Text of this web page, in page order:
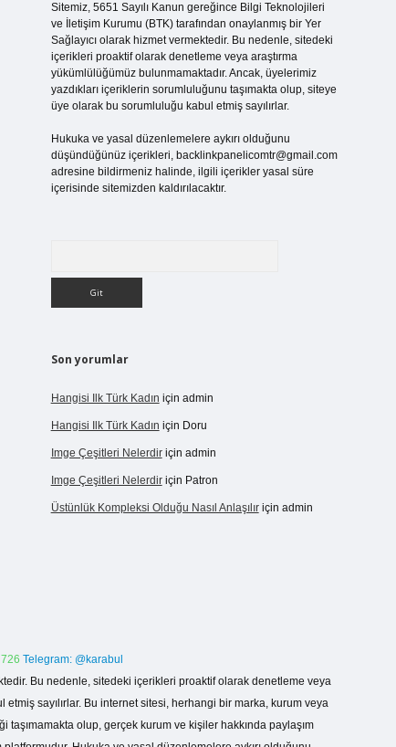
Sitemiz, 5651 Sayılı Kanun gereğince Bilgi Teknolojileri
ve İletişim Kurumu (BTK) tarafından onaylanmış bir Yer
Sağlayıcı olarak hizmet vermektedir. Bu nedenle, sitedeki
içerikleri proaktif olarak denetleme veya araştırma
yükümlülüğümüz bulunmamaktadır. Ancak, üyelerimiz
yazdıkları içeriklerin sorumluluğunu taşımakta olup, siteye
üye olarak bu sorumluluğu kabul etmiş sayılırlar.
Hukuka ve yasal düzenlemelere aykırı olduğunu
düşündüğünüz içerikleri, backlinkpanelicomtr@gmail.com
adresine bildirmeniz halinde, ilgili içerikler yasal süre
içerisinde sitemizden kaldırılacaktır.
Son yorumlar
Hangisi Ilk Türk Kadın için admin
Hangisi Ilk Türk Kadın için Doru
Imge Çeşitleri Nelerdiriçin admin
Imge Çeşitleri Nelerdiriçin Patron
Üstünlük Kompleksi Olduğu Nasıl Anlaşılıriçin admin
Telegram: @karabul
Bu nedenle, sitedeki içerikleri proaktif olarak denetleme veya
sayılırlar. Bu internet sitesi, herhangi bir marka, kurum veya
taşımamakta olup, gerçek kurum ve kişiler hakkında paylaşım